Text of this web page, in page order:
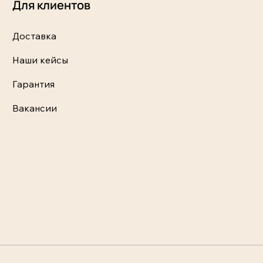
Для клиентов
Доставка
Наши кейсы
Гарантия
Вакансии